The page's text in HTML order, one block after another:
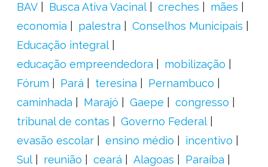
BAV
Busca Ativa Vacinal creches
mães
economia
palestra
Conselhos Municipais
Educação integral
educação empreendedora
mobilização
Fórum
Pará teresina
Pernambuco
caminhada
Marajó Gaepe
congresso
tribunal de contas
Governo Federal
evasão escolar
ensino médio
incentivo
Sul
reunião ceará Alagoas
Paraíba